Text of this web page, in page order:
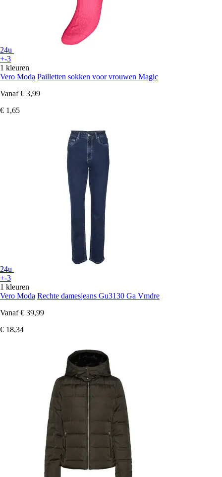
24u
+-3
1 kleuren
Vero Moda Pailletten sokken voor vrouwen Magic
Vanaf € 3,99
€ 1,65
24u
+-3
1 kleuren
Vero Moda Rechte damesjeans Gu3130 Ga Vmdre
Vanaf € 39,99
€ 18,34